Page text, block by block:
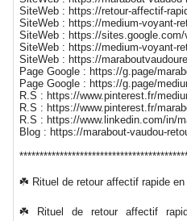
SiteWeb : https://retour-affectif-
SiteWeb : https://medium-voyant-
SiteWeb : https://
SiteWeb : https://medium-voyant-
SiteWeb : https://
Page Google : https://g.page/
Page Google : https://g.page/
R.S : https://www.pinterest.fr/
R.S : https://www.pinterest.fr/
R.S : https://www.linkedin.com/in/
Blog : https://marabout-vaudou-
☘️ Rituel de retour affectif rapide en
☘️ Rituel de retour affectif